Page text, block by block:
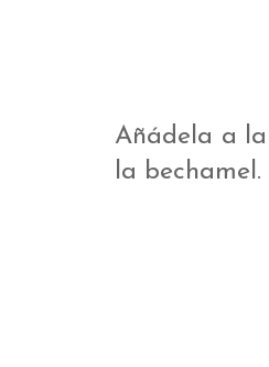
Añádela a
la bechamel.